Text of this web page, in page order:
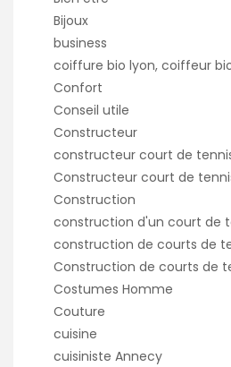
Bijoux
business
coiffure bio lyon, coiffeur
Confort
Conseil utile
Constructeur
constructeur court de
Constructeur court de
Construction
construction d'un court de
construction de courts de
Construction de courts de
Costumes Homme
Couture
cuisine
cuisiniste Annecy